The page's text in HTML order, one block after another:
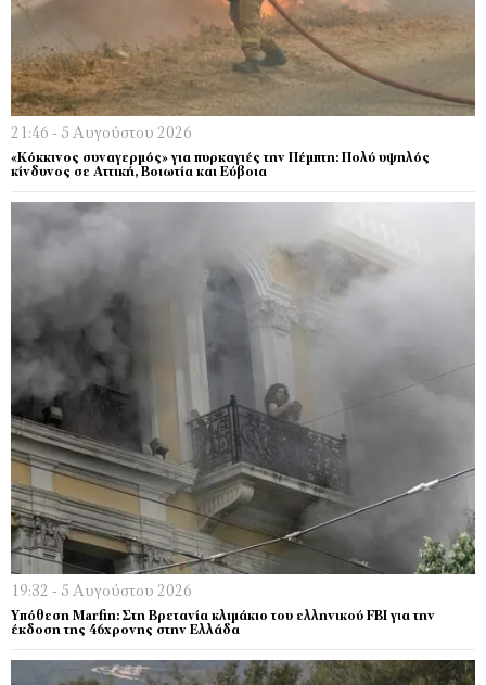
21:46 - 5 Αυγούστου 2026
«Κόκκινος συναγερμός» για πυρκαγιές την Πέμπτη: Πολύ υψηλός
κίνδυνος σε Αττική, Βοιωτία και Εύβοια
19:32 - 5 Αυγούστου 2026
Υπόθεση Marfin: Στη Βρετανία κλιμάκιο του ελληνικού FBI για την
έκδοση της 46χρονης στην Ελλάδα